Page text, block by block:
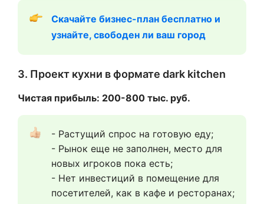
Скачайте бизнес-план бесплатно и
узнайте, свободен ли ваш город
3. Проект кухни в формате dark kitchen
Чистая прибыль: 200-800 тыс. руб.
- Растущий спрос на готовую еду;
- Рынок еще не заполнен, место для
новых игроков пока есть;
- Нет инвестиций в помещение для
посетителей, как в кафе и ресторанах;